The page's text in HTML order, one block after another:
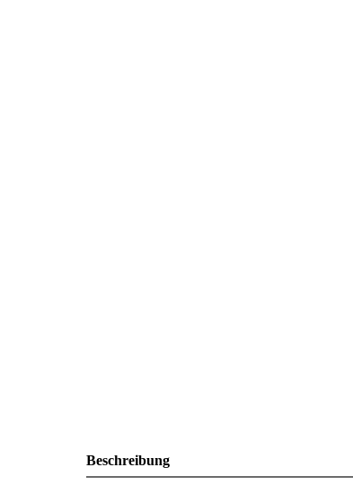
Beschreibung